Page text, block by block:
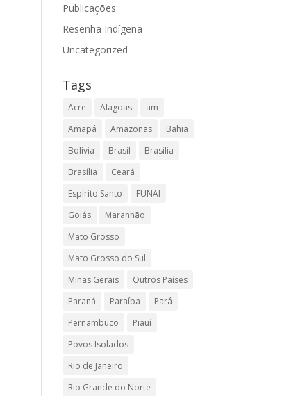
Publicações
Resenha Indígena
Uncategorized
Tags
Acre Alagoas
am
Amapá
Amazonas
Bahia
Bolívia
Brasil
Brasilia
Brasília
Ceará
Espírito Santo
FUNAI
Goiás
Maranhão
Mato Grosso
Mato Grosso do Sul
Minas Gerais
Outros Países
Paraná
Paraíba
Pará
Pernambuco
Piauí
Povos Isolados
Rio de Janeiro
Rio Grande do Norte